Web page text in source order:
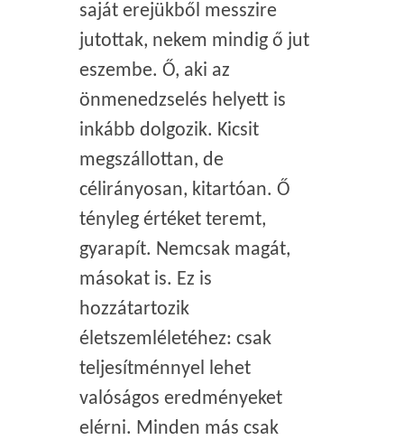
saját erejükből messzire
jutottak, nekem mindig ő jut
eszembe. Ő, aki az
önmenedzselés helyett is
inkább dolgozik. Kicsit
megszállottan, de
célirányosan, kitartóan. Ő
tényleg értéket teremt,
gyarapít. Nemcsak magát,
másokat is. Ez is
hozzátartozik
életszemléletéhez: csak
teljesítménnyel lehet
valóságos eredményeket
elérni. Minden más csak